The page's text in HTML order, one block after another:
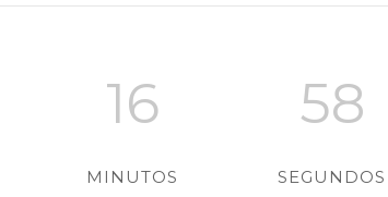
16
MINUTOS
57
SEGUNDOS